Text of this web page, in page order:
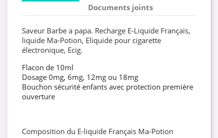
Documents joints
Saveur Barbe a papa. Recharge E-Liquide Français,
liquide Ma-Potion, Eliquide pour cigarette
électronique, Ecig.
Flacon de 10ml
Dosage 0mg, 6mg, 12mg ou 18mg
Bouchon sécurité enfants avec protection première
ouverture
Composition du E-liquide Français Ma-Potion